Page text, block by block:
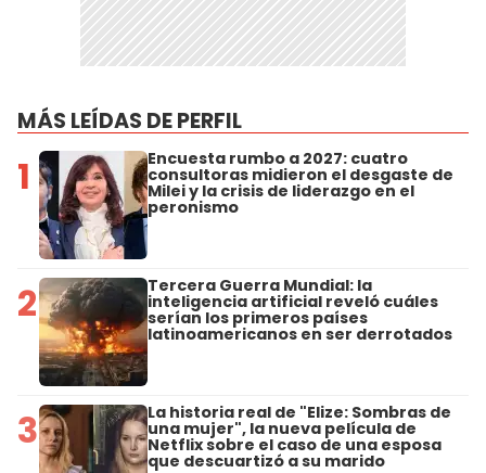
MÁS LEÍDAS DE PERFIL
1 Encuesta rumbo a 2027: cuatro
consultoras midieron el desgaste de
Milei y la crisis de liderazgo en el
peronismo
2 Tercera Guerra Mundial: la
inteligencia artificial reveló cuáles
serían los primeros países
latinoamericanos en ser derrotados
3 La historia real de "Elize: Sombras de
una mujer", la nueva película de
Netflix sobre el caso de una esposa
que descuartizó a su marido